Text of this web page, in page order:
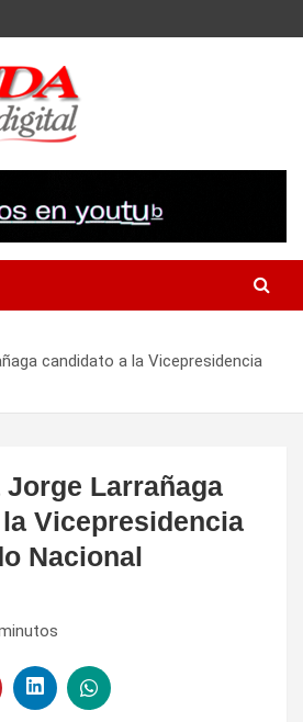
candidato a la Vicepresidencia
Larrañaga
Vicepresidencia
Nacional